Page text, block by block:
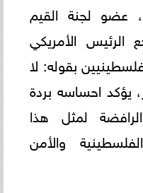
عضو لجنة القيم
الرئيس الأمريكي
بقوله: لا
يؤكد احساسه بردة
لمثل هذا
والأمن